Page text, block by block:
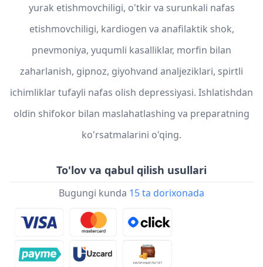
yurak etishmovchiligi, o'tkir va surunkali nafas
etishmovchiligi, kardiogen va anafilaktik shok,
pnevmoniya, yuqumli kasalliklar, morfin bilan
zaharlanish, gipnoz, giyohvand analjeziklari, spirtli
ichimliklar tufayli nafas olish depressiyasi. Ishlatishdan
oldin shifokor bilan maslahatlashing va preparatning
ko'rsatmalarini o'qing.
To'lov va qabul qilish usullari
Bugungi kunda 15 ta dorixonada